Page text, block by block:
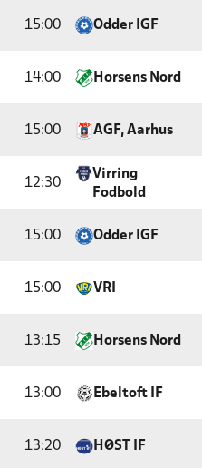
15:00 Odder IGF
14:00 Horsens Nord
15:00 AGF, Aarhus
12:30
Virring
Fodbold
15:00 Odder IGF
15:00 VRI
13:15 Horsens Nord
13:00 Ebeltoft IF
13:20 HØST IF